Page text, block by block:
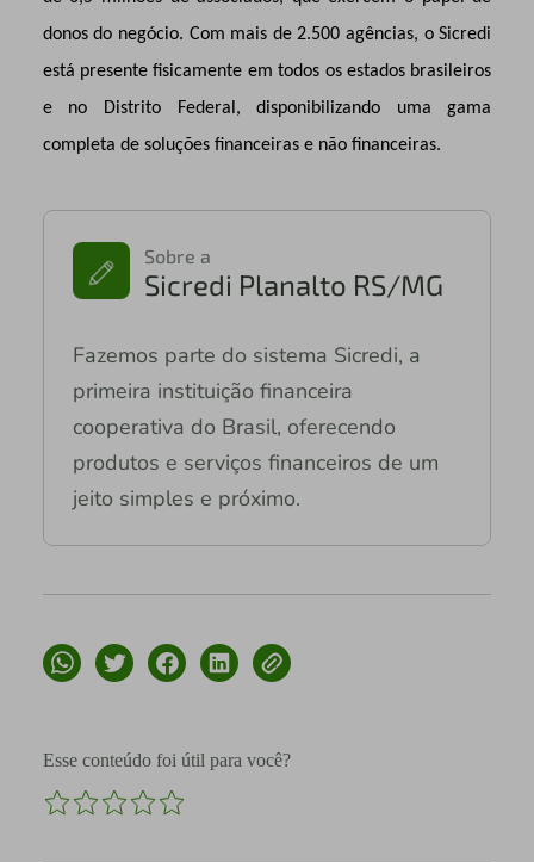
donos do negócio. Com mais de 2.500 agências, o Sicredi
está presente fisicamente em todos os estados brasileiros
e no Distrito Federal, disponibilizando uma gama
completa de soluções financeiras e não financeiras.
Sobre a
Sicredi Planalto RS/MG
Fazemos parte do sistema Sicredi, a
primeira instituição financeira
cooperativa do Brasil, oferecendo
produtos e serviços financeiros de um
jeito simples e próximo.
Esse conteúdo foi útil para você?